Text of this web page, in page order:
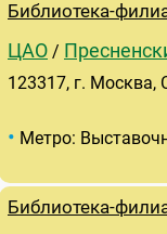
Библиотека-
ЦАО /
123317, г. Москва,
• Метро:
Библиотека-